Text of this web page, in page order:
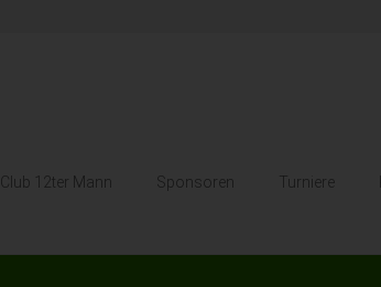
Club 12ter Mann Sponsoren Turniere